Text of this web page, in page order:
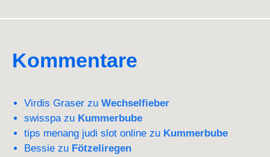
Kommentare
Virdis Graser zu Wechselfieber
swisspazu Kummerbube
tips menang judi slot online zu Kummerbube
Bessie zu Fötzeliregen